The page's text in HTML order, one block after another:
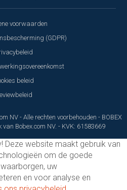
voorwaarden
(GDPR)
beleid
NV - Alle rechten voorbehouden - BOBEX
Bobex.com NV. - KVK: 61583669
Deze website maakt gebruik van
om de goede
uw
en voor analyse en